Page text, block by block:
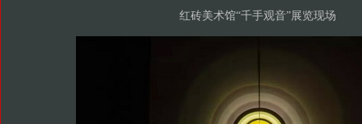
红砖美术馆“千手观音”展览现场